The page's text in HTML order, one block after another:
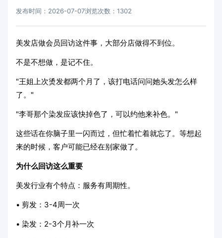
发布时间：2026-07-07浏览次数：1302
美发店做会员回访这件事，大部分店做得不到位。
不是不想做，是记不住。
"王姐上次烫发都两个月了，该打电话问问她头发怎么样
了。"
"李哥那个染发应该快掉色了，可以约他来补色。"
这些话在你脑子里一闪而过，但忙着忙着就忘了。等想起
来的时候，客户可能已经在别家做了。
为什么回访这么重要
美发行业有个特点：服务有周期性。
• 剪发：3-4周一次
• 染发：2-3个月补一次